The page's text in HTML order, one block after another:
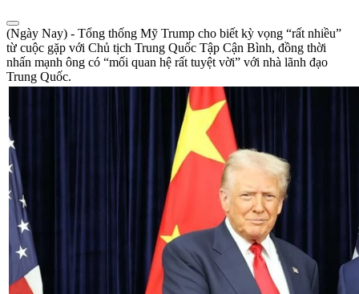
(Ngày Nay) - Tổng thống Mỹ Trump cho biết kỳ vọng “rất nhiều”
từ cuộc gặp với Chủ tịch Trung Quốc Tập Cận Bình, đồng thời
nhấn mạnh ông có “mối quan hệ rất tuyệt vời” với nhà lãnh đạo
Trung Quốc.